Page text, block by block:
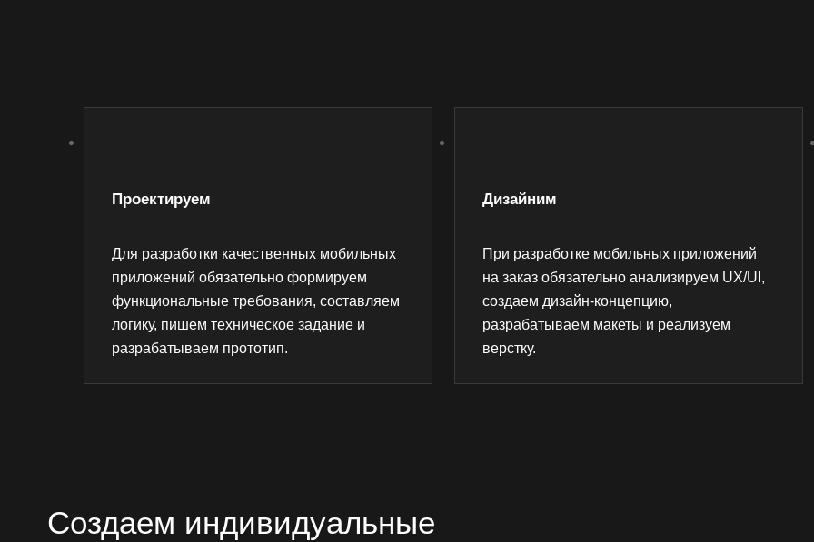
Проектируем
Для разработки качественных мобильных
приложений обязательно формируем
функциональные требования, составляем
логику, пишем техническое задание и
разрабатываем прототип.
Дизайним
При разработке мобильных приложений
на заказ обязательно анализируем UX/UI,
создаем дизайн-концепцию,
разрабатываем макеты и реализуем
верстку.
Создаем индивидуальные